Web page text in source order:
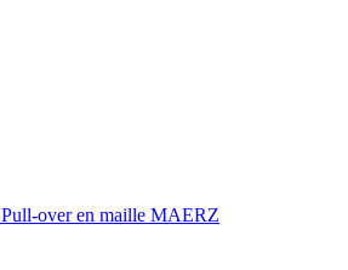
Pull-over en maille MAERZ